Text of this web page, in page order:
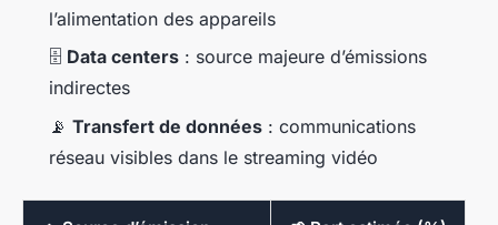
l’alimentation des appareils
🗄️ Data centers : source majeure d’émissions
indirectes
📡 Transfert de données : communications
réseau visibles dans le streaming vidéo